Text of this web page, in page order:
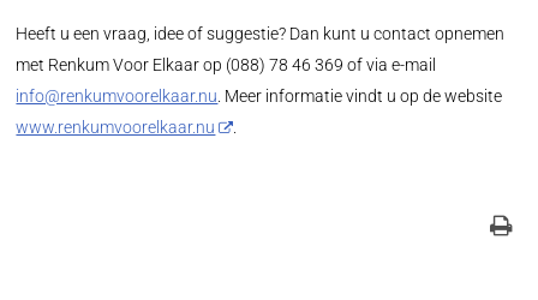
Heeft u een vraag, idee of suggestie? Dan kunt u contact opnemen
met Renkum Voor Elkaar op (088) 78 46 369 of via e-mail
info@renkumvoorelkaar.nu . Meer informatie vindt u op de website
www.renkumvoorelkaar.nu